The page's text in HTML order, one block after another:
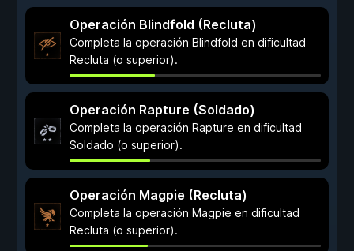
Operación Blindfold (Recluta)
Completa la operación Blindfold en dificultad
Recluta (o superior).
Operación Rapture (Soldado)
Completa la operación Rapture en dificultad
Soldado (o superior).
Operación Magpie (Recluta)
Completa la operación Magpie en dificultad
Recluta (o superior).